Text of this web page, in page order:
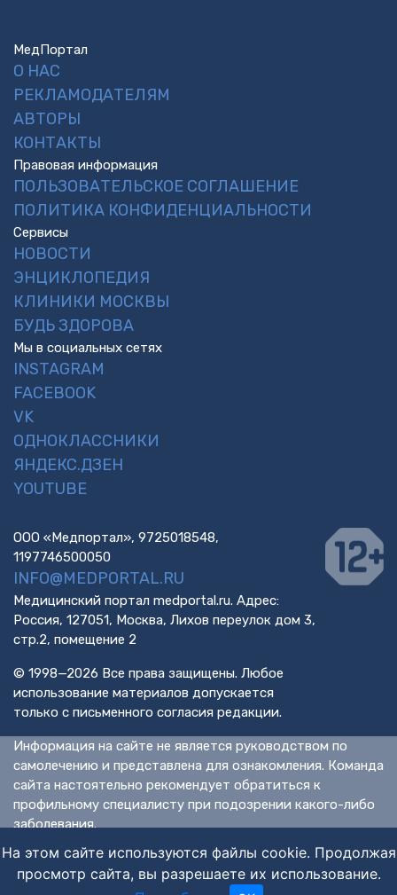
МедПортал
О НАС
РЕКЛАМОДАТЕЛЯМ
АВТОРЫ
КОНТАКТЫ
Правовая информация
ПОЛЬЗОВАТЕЛЬСКОЕ СОГЛАШЕНИЕ
ПОЛИТИКА КОНФИДЕНЦИАЛЬНОСТИ
Сервисы
НОВОСТИ
ЭНЦИКЛОПЕДИЯ
КЛИНИКИ МОСКВЫ
БУДЬ ЗДОРОВА
Мы в социальных сетях
INSTAGRAM
FACEBOOK
VK
ОДНОКЛАССНИКИ
ЯНДЕКС.ДЗЕН
YOUTUBE
ООО «Медпортал», 9725018548,
1197746500050
INFO@MEDPORTAL.RU
Медицинский портал medportal.ru. Адрес:
Россия, 127051, Москва, Лихов переулок дом 3,
стр.2, помещение 2
© 1998—2026 Все права защищены. Любое
использование материалов допускается
только с письменного согласия редакции.
Информация на сайте не является руководством по
самолечению и представлена для ознакомления. Команда
сайта настоятельно рекомендует обратиться к
профильному специалисту при подозрении какого-либо
заболевания.
ИМЕЮТСЯ ПРОТИВОПОКАЗАНИЯ. НЕОБХОДИМА
КОНСУЛЬТАЦИЯ СПЕЦИАЛИСТА.
На этом сайте используются файлы cookie. Продолжая
просмотр сайта, вы разрешаете их использование.